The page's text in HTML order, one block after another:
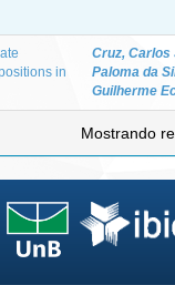
in
Cruz, Carlos
Paloma da
Guilherme
Mostrando